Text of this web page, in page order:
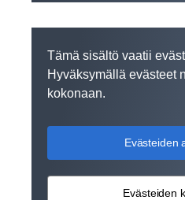
Tämä sisältö vaatii
Hyväksymällä evästeet
kokonaan.
Evästeiden
Evästeiden